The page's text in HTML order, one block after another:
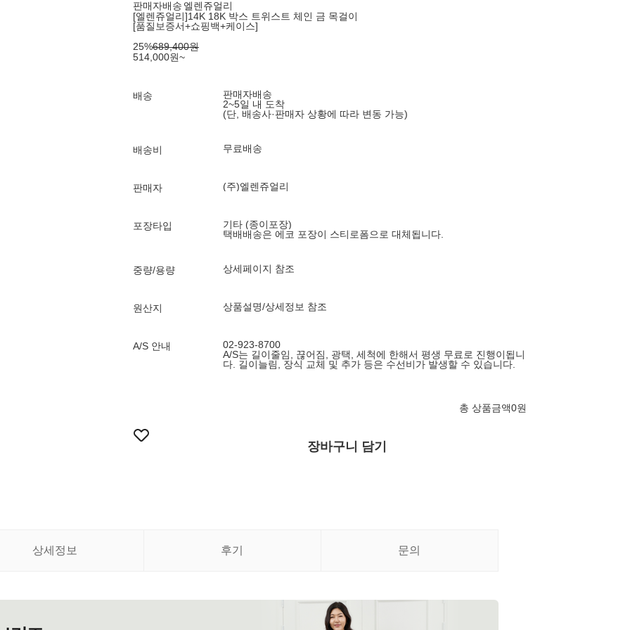
판매자배송 엘렌쥬얼리
[엘렌쥬얼리]14K 18K 박스 트위스트 체인 금 목걸이
[품질보증서+쇼핑백+케이스]
25%689,400원
514,000원~
배송
판매자배송
2~5일 내 도착
(단, 배송사·판매자 상황에 따라 변동 가능)
배송비 무료배송
판매자 (주)엘렌쥬얼리
포장타입
기타 (종이포장)
택배배송은 에코 포장이 스티로폼으로 대체됩니다.
중량/용량 상세페이지 참조
원산지 상품설명/상세정보 참조
A/S 안내
02-923-8700
A/S는 길이줄임, 끊어짐, 광택, 세척에 한해서 평생 무료로 진행이됩니
다. 길이늘림, 장식 교체 및 추가 등은 수선비가 발생할 수 있습니다.
총 상품금액0원
장바구니 담기
상세정보 후기 문의